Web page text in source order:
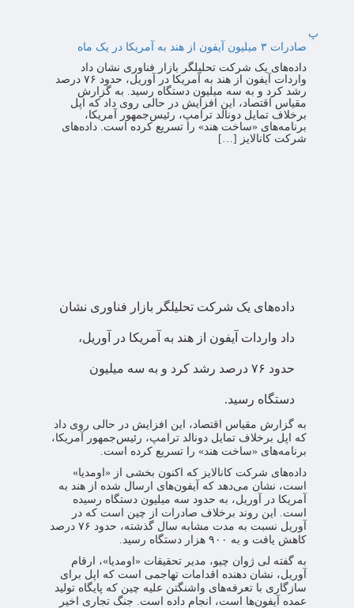
پ
صادرات ۳ میلیون آیفون از هند به آمریکا در یک ماه
داده‌های یک شرکت تحلیلگر بازار فناوری نشان داد
واردات آیفون از هند به آمریکا در آوریل، حدود ۷۶ درصد
رشد کرد و به سه میلیون دستگاه رسید. به گزارش
مقیاس اقتصاد، این افزایش در حالی روی داد که اپل
برخلاف تمایل دونالد ترامپ، رئیس‌جمهور آمریکا،
برنامه‌های «ساخت هند» را تسریع کرده است. داده‌های
شرکت کانالایز […]
داده‌های یک شرکت تحلیلگر بازار فناوری نشان
داد واردات آیفون از هند به آمریکا در آوریل،
حدود ۷۶ درصد رشد کرد و به سه میلیون
دستگاه رسید.
به گزارش مقیاس اقتصاد، این افزایش در حالی روی داد
که اپل برخلاف تمایل دونالد ترامپ، رئیس‌جمهور آمریکا،
برنامه‌های «ساخت هند» را تسریع کرده است.
داده‌های شرکت کانالایز که اکنون بخشی از «اومدیا»
است، نشان می‌دهد که آیفون‌های ارسال شده از هند به
آمریکا در آوریل، به حدود سه میلیون دستگاه رسیده
است. این روند برخلاف صادرات از چین است که در
آوریل نسبت به مدت مشابه سال گذشته، حدود ۷۶ درصد
کاهش یافت و به ۹۰۰ هزار دستگاه رسید.
به گفته لی ژوان چیو، مدیر تحقیقات «اومدیا»، ارقام
آوریل، نشان دهنده اقدامات تهاجمی است که اپل برای
سازگاری با تعرفه‌های واشنگتن علیه چین که پایگاه تولید
عمده آیفون‌ها است، انجام داده است. جنگ تجاری اخیر